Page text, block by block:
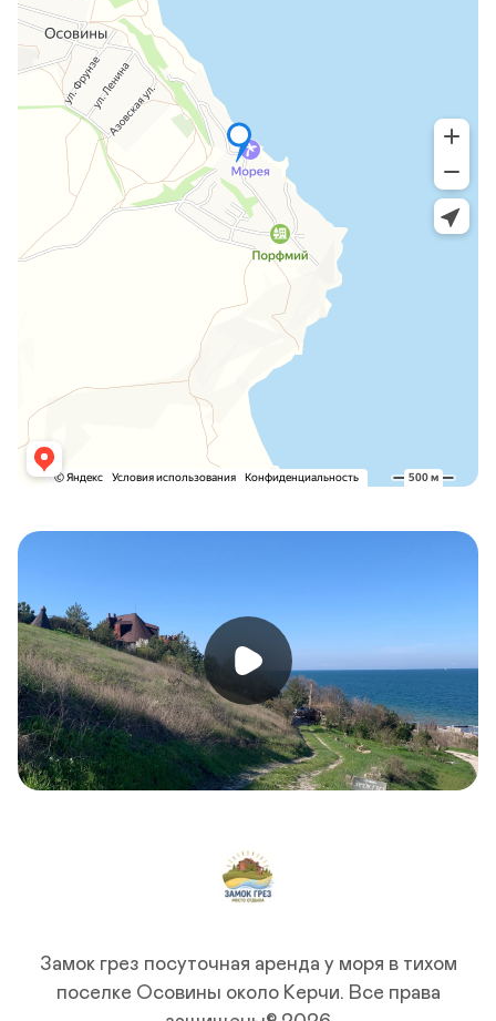
Замок грез посуточная аренда у моря в тихом
поселке Осовины около Керчи. Все права